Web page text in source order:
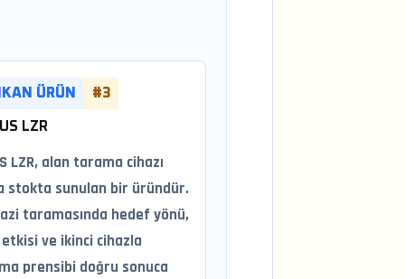
ÜRÜN #3
LZR
LZR, alan tarama cihazı
stokta sunulan bir üründür.
taramasında hedef yönü,
ve ikinci cihazla
prensibi doğru sonuca